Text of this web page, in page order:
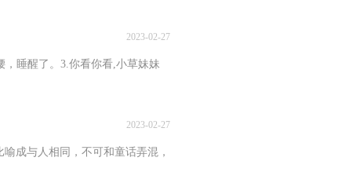
2023-02-27
睡醒了。3.你看你看,小草妹妹
2023-02-27
成与人相同，不可和童话弄混，